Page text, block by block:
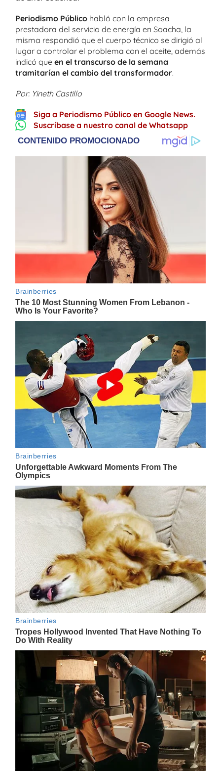
Periodismo Público habló con la empresa
prestadora del servicio de energía en Soacha, la
misma respondió que el cuerpo técnico se dirigió al
lugar a controlar el problema con el aceite, además
indicó que en el transcurso de la semana
tramitarían el cambio del transformador.
Por: Yineth Castillo
Siga a Periodismo Público en Google News.
Suscríbase a nuestro canal de Whatsapp